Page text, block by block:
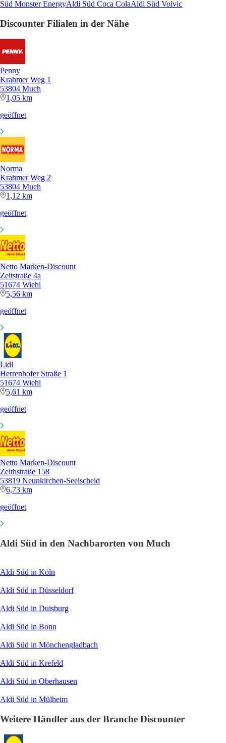
Süd Monster EnergyAldi Süd Coca ColaAldi Süd Volvic
Discounter Filialen in der Nähe
Penny
Krahmer Weg 1
53804 Much
1,05 km
geöffnet
Norma
Krahmer Weg 2
53804 Much
1,12 km
geöffnet
Netto Marken-Discount
Zeitstraße 4a
51674 Wiehl
5,56 km
geöffnet
Lidl
Herrenhofer Straße 1
51674 Wiehl
5,61 km
geöffnet
Netto Marken-Discount
Zeithstraße 158
53819 Neunkirchen-Seelscheid
6,73 km
geöffnet
Aldi Süd in den Nachbarorten von Much
Aldi Süd in Köln
Aldi Süd in Düsseldorf
Aldi Süd in Duisburg
Aldi Süd in Bonn
Aldi Süd in Mönchengladbach
Aldi Süd in Krefeld
Aldi Süd in Oberhausen
Aldi Süd in Mülheim
Weitere Händler aus der Branche Discounter